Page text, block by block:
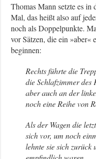
Thomas Mann setzte es in
Mal, das heißt also auf
noch als Doppelpunkte.
vor Sätzen, die ein »aber«
beginnen:
Rechts führte die
die Schlafzimmer des
aber auch an der
noch eine Reihe von
Als der Wagen die
sich vor, um noch
lehnte sie sich zurück